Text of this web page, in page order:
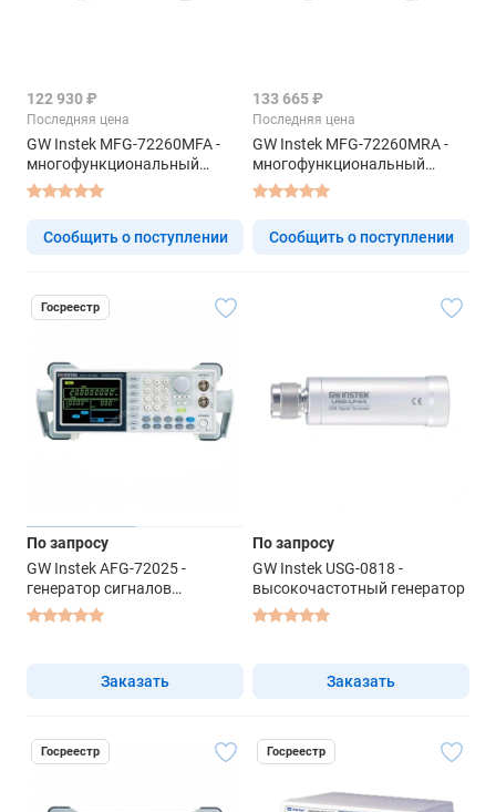
122 930 ₽
Последняя цена
GW Instek MFG-72260MFA -
многофункциональный
генератор
Сообщить о поступлении
133 665 ₽
Последняя цена
GW Instek MFG-72260MRA -
многофункциональный
генератор
Сообщить о поступлении
Госреестр
По запросу
GW Instek AFG-72025 -
генератор сигналов
специальной формы
Заказать
По запросу
GW Instek USG-0818 -
высокочастотный генератор
Заказать
Госреестр Госреестр